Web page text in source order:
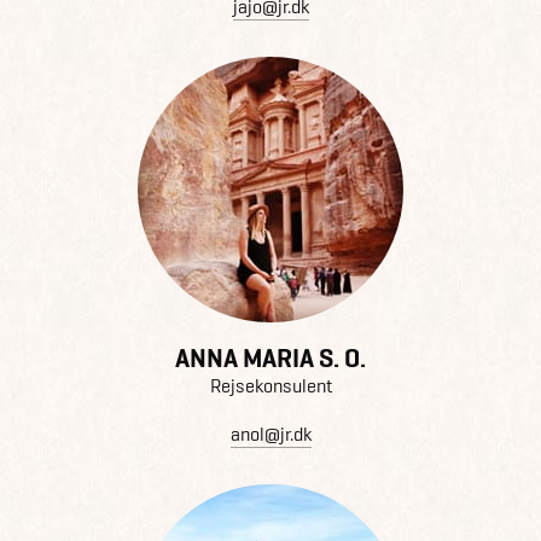
jajo@jr.dk
ANNA MARIA S. O.
Rejsekonsulent
anol@jr.dk